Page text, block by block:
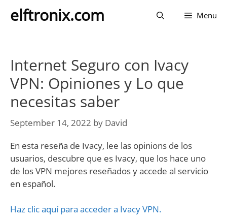
elftronix.com Menu
Internet Seguro con Ivacy
VPN: Opiniones y Lo que
necesitas saber
September 14, 2022 by David
En esta reseña de Ivacy, lee las opinions de los
usuarios, descubre que es Ivacy, que los hace uno
de los VPN mejores reseñados y accede al servicio
en español.
Haz clic aquí para acceder a Ivacy VPN.